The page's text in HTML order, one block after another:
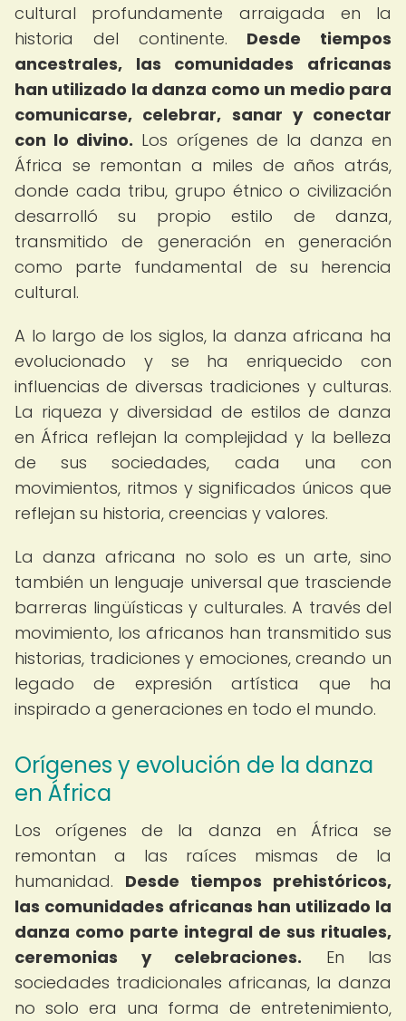
cultural profundamente arraigada en la
historia del continente. Desde tiempos
ancestrales, las comunidades africanas
han utilizado la danza como un medio para
comunicarse, celebrar, sanar y conectar
con lo divino. Los orígenes de la danza en
África se remontan a miles de años atrás,
donde cada tribu, grupo étnico o civilización
desarrolló su propio estilo de danza,
transmitido de generación en generación
como parte fundamental de su herencia
cultural.
A lo largo de los siglos, la danza africana ha
evolucionado y se ha enriquecido con
influencias de diversas tradiciones y culturas.
La riqueza y diversidad de estilos de danza
en África reflejan la complejidad y la belleza
de sus sociedades, cada una con
movimientos, ritmos y significados únicos que
reflejan su historia, creencias y valores.
La danza africana no solo es un arte, sino
también un lenguaje universal que trasciende
barreras lingüísticas y culturales. A través del
movimiento, los africanos han transmitido sus
historias, tradiciones y emociones, creando un
legado de expresión artística que ha
inspirado a generaciones en todo el mundo.
Orígenes y evolución de la danza
en África
Los orígenes de la danza en África se
remontan a las raíces mismas de la
humanidad. Desde tiempos prehistóricos,
las comunidades africanas han utilizado la
danza como parte integral de sus rituales,
ceremonias y celebraciones. En las
sociedades tradicionales africanas, la danza
no solo era una forma de entretenimiento,